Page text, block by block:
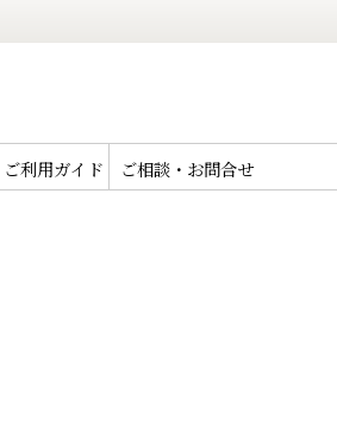
ご利用ガイド ご相談・お問合せ